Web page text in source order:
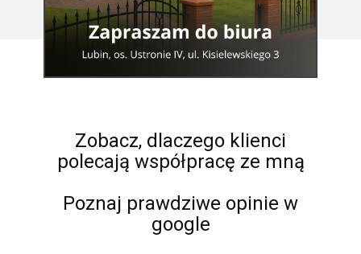
Zobacz, dlaczego klienci
polecają współpracę ze mną
Poznaj prawdziwe opinie w
google